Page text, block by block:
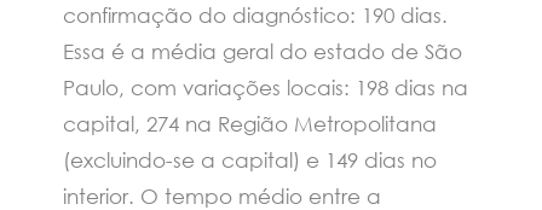
confirmação do diagnóstico: 190 dias.
Essa é a média geral do estado de São
Paulo, com variações locais: 198 dias na
capital, 274 na Região Metropolitana
(excluindo-se a capital) e 149 dias no
interior. O tempo médio entre a